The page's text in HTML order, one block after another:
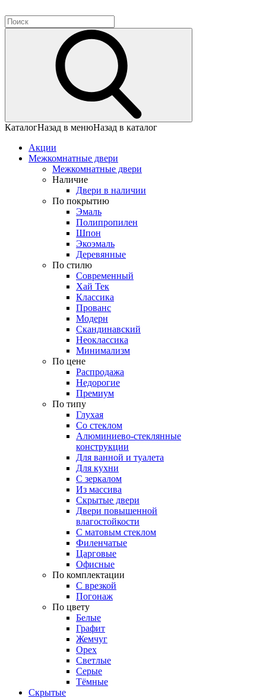
КаталогНазад в менюНазад в каталог
Акции
Межкомнатные двери
Межкомнатные двери
Наличие
Двери в наличии
По покрытию
Эмаль
Полипропилен
Шпон
Экоэмаль
Деревянные
По стилю
Современный
Хай Тек
Классика
Прованс
Модерн
Скандинавский
Неоклассика
Минимализм
По цене
Распродажа
Недорогие
Премиум
По типу
Глухая
Со стеклом
Алюминиево-стеклянные
конструкции
Для ванной и туалета
Для кухни
С зеркалом
Из массива
Скрытые двери
Двери повышенной
влагостойкости
С матовым стеклом
Филенчатые
Царговые
Офисные
По комплектации
С врезкой
Погонаж
По цвету
Белые
Графит
Жемчуг
Орех
Светлые
Серые
Тёмные
Скрытые